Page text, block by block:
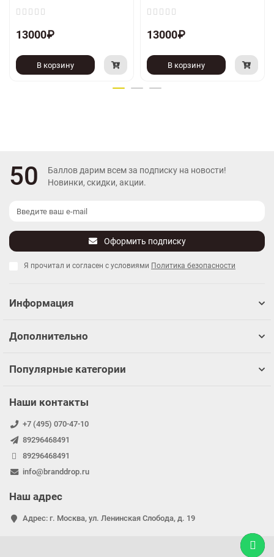
13000₽
В корзину
13000₽
В корзину
50
Баллов дарим всем за подписку на новости!
Новинки, скидки, акции.
Оформить подписку
Я прочитал и согласен с условиями Политика безопасности
Информация
Дополнительно
Популярные категории
Наши контакты
+7 (495) 070-47-10
89296468491
89296468491
info@branddrop.ru
Наш адрес
Адрес: г. Москва, ул. Ленинская Слобода, д. 19